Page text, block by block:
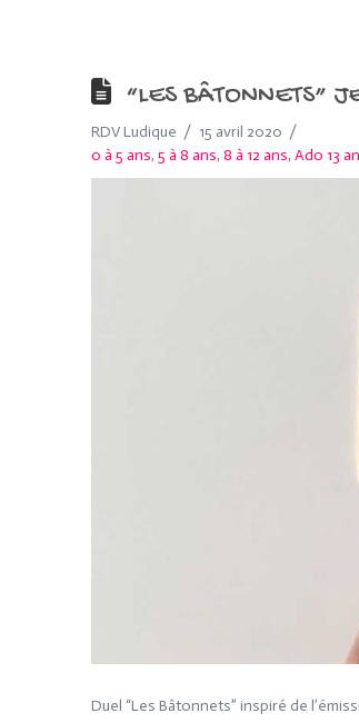
“LES BÂTONNETS”
RDV Ludique
15 avril 2020
0 à 5 ans, 5 à 8 ans, 8 à 12 ans, Ado 13
Duel “Les Bâtonnets” inspiré de